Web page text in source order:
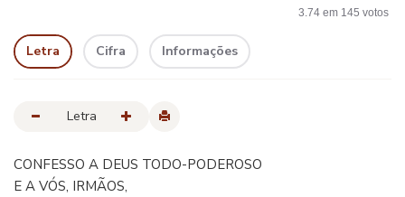
3.74 em 145 votos
Letra Cifra Informações
Letra
CONFESSO A DEUS TODO-PODEROSO
E A VÓS, IRMÃOS,